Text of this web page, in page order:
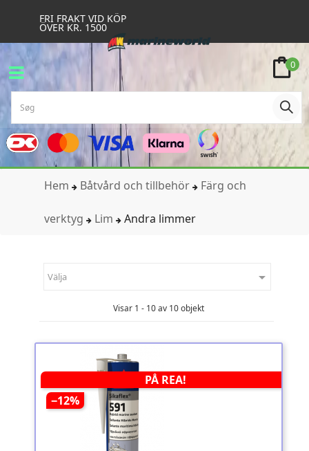
FRI FRAKT VID KÖP
ÖVER KR. 1500
0
Hem Båtvård och tillbehör Färg och
verktyg Lim Andra limmer
Välja 
Visar 1 - 10 av 10 objekt
PÅ REA!
−12%